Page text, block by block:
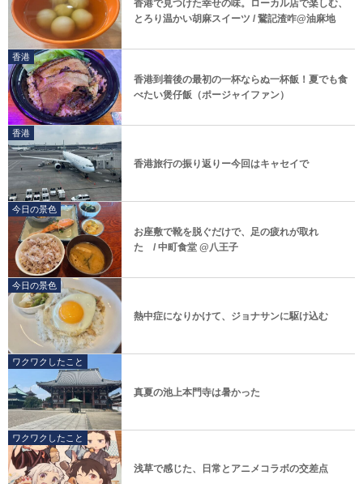
香港で見つけた幸せの味。ローカル店で楽しむ、
とろり温かい胡麻スイーツ / 鵞記渣咋@油麻地
香港
香港到着後の最初の一杯ならぬ一杯飯！夏でも食
べたい煲仔飯（ポージャイファン）
香港
香港旅行の振り返りー今回はキャセイで
今日の景色
お座敷で靴を脱ぐだけで、足の疲れが取れ
た / 中町食堂 @八王子
今日の景色
熱中症になりかけて、ジョナサンに駆け込む
ワクワクしたこと
真夏の池上本門寺は暑かった
ワクワクしたこと
浅草で感じた、日常とアニメコラボの交差点